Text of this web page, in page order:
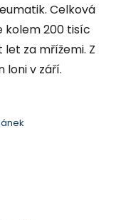
Celková
kolem 200 tisíc
za mřížemi. Z
v září.